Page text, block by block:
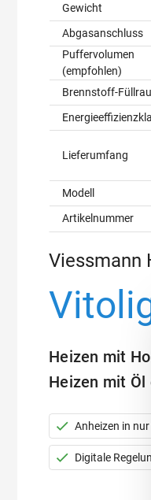
Gewicht
Abgasanschluss
Puffervolumen
(empfohlen)
Brennstoff-
Lieferumfang
Modell
Artikelnummer
Viessmann
Heizen mit
Heizen mit Öl
Anheizen in
Digitale